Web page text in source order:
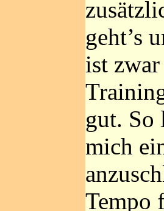
geht’s
ist
gut. So
mich
Tempo